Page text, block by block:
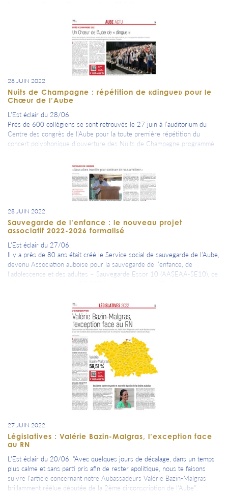
28 JUIN 2022
Nuits de Champagne : répétition de «dingue» pour le
Chœur de l’Aube
L'Est éclair du 28/06.
Près de 600 collégiens se sont retrouvés le 27 juin à l’auditorium du
Centre des congrès de l’Aube pour la toute première répétition du
concert polyphonique d’ouverture des Nuits de Champagne programmé
28 JUIN 2022
Sauvegarde de l’enfance : le nouveau projet
associatif 2022-2026 formalisé
L'Est éclair du 27/06.
Il y a près de 80 ans était créé le Service social de sauvegarde de l’Aube,
devenu Association auboise pour la sauvegarde de l’enfance, de
l’adolescence et des adultes – Sauvegarde Essor 10 (AASEAA-SE10), ce
27 JUIN 2022
Législatives : Valérie Bazin-Malgras, l’exception face
au RN
L'Est éclair du 20/06. "Avec quelques jours de décalage, dans un temps
plus calme et sans parti pris afin de rester apolitique, nous te faisons
suivre l'article concernant notre Aubassadeurs Valérie Bazin-Malgras
brillamment réélue députée de la 2ème circonscription de l'Aube".